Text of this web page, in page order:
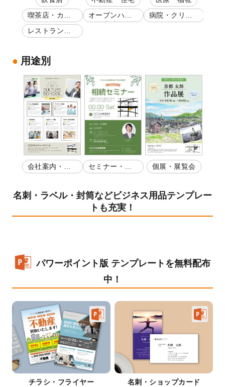
喫茶店・カフ
ェ
レストラン・
洋食
オープンハウ
ス・完成見学
病院・クリニ
ック
用途別
会社案内・店
舗紹介
セミナー・講
演会
個展・展覧会
名刺・ラベル・封筒などビジネス用品テンプレー
トも充実！
パワーポイント版 テンプレートを無料配布
中！
チラシ・フライヤー 名刺・ショップカード